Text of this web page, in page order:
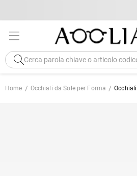
Home Occhiali da Sole per Forma